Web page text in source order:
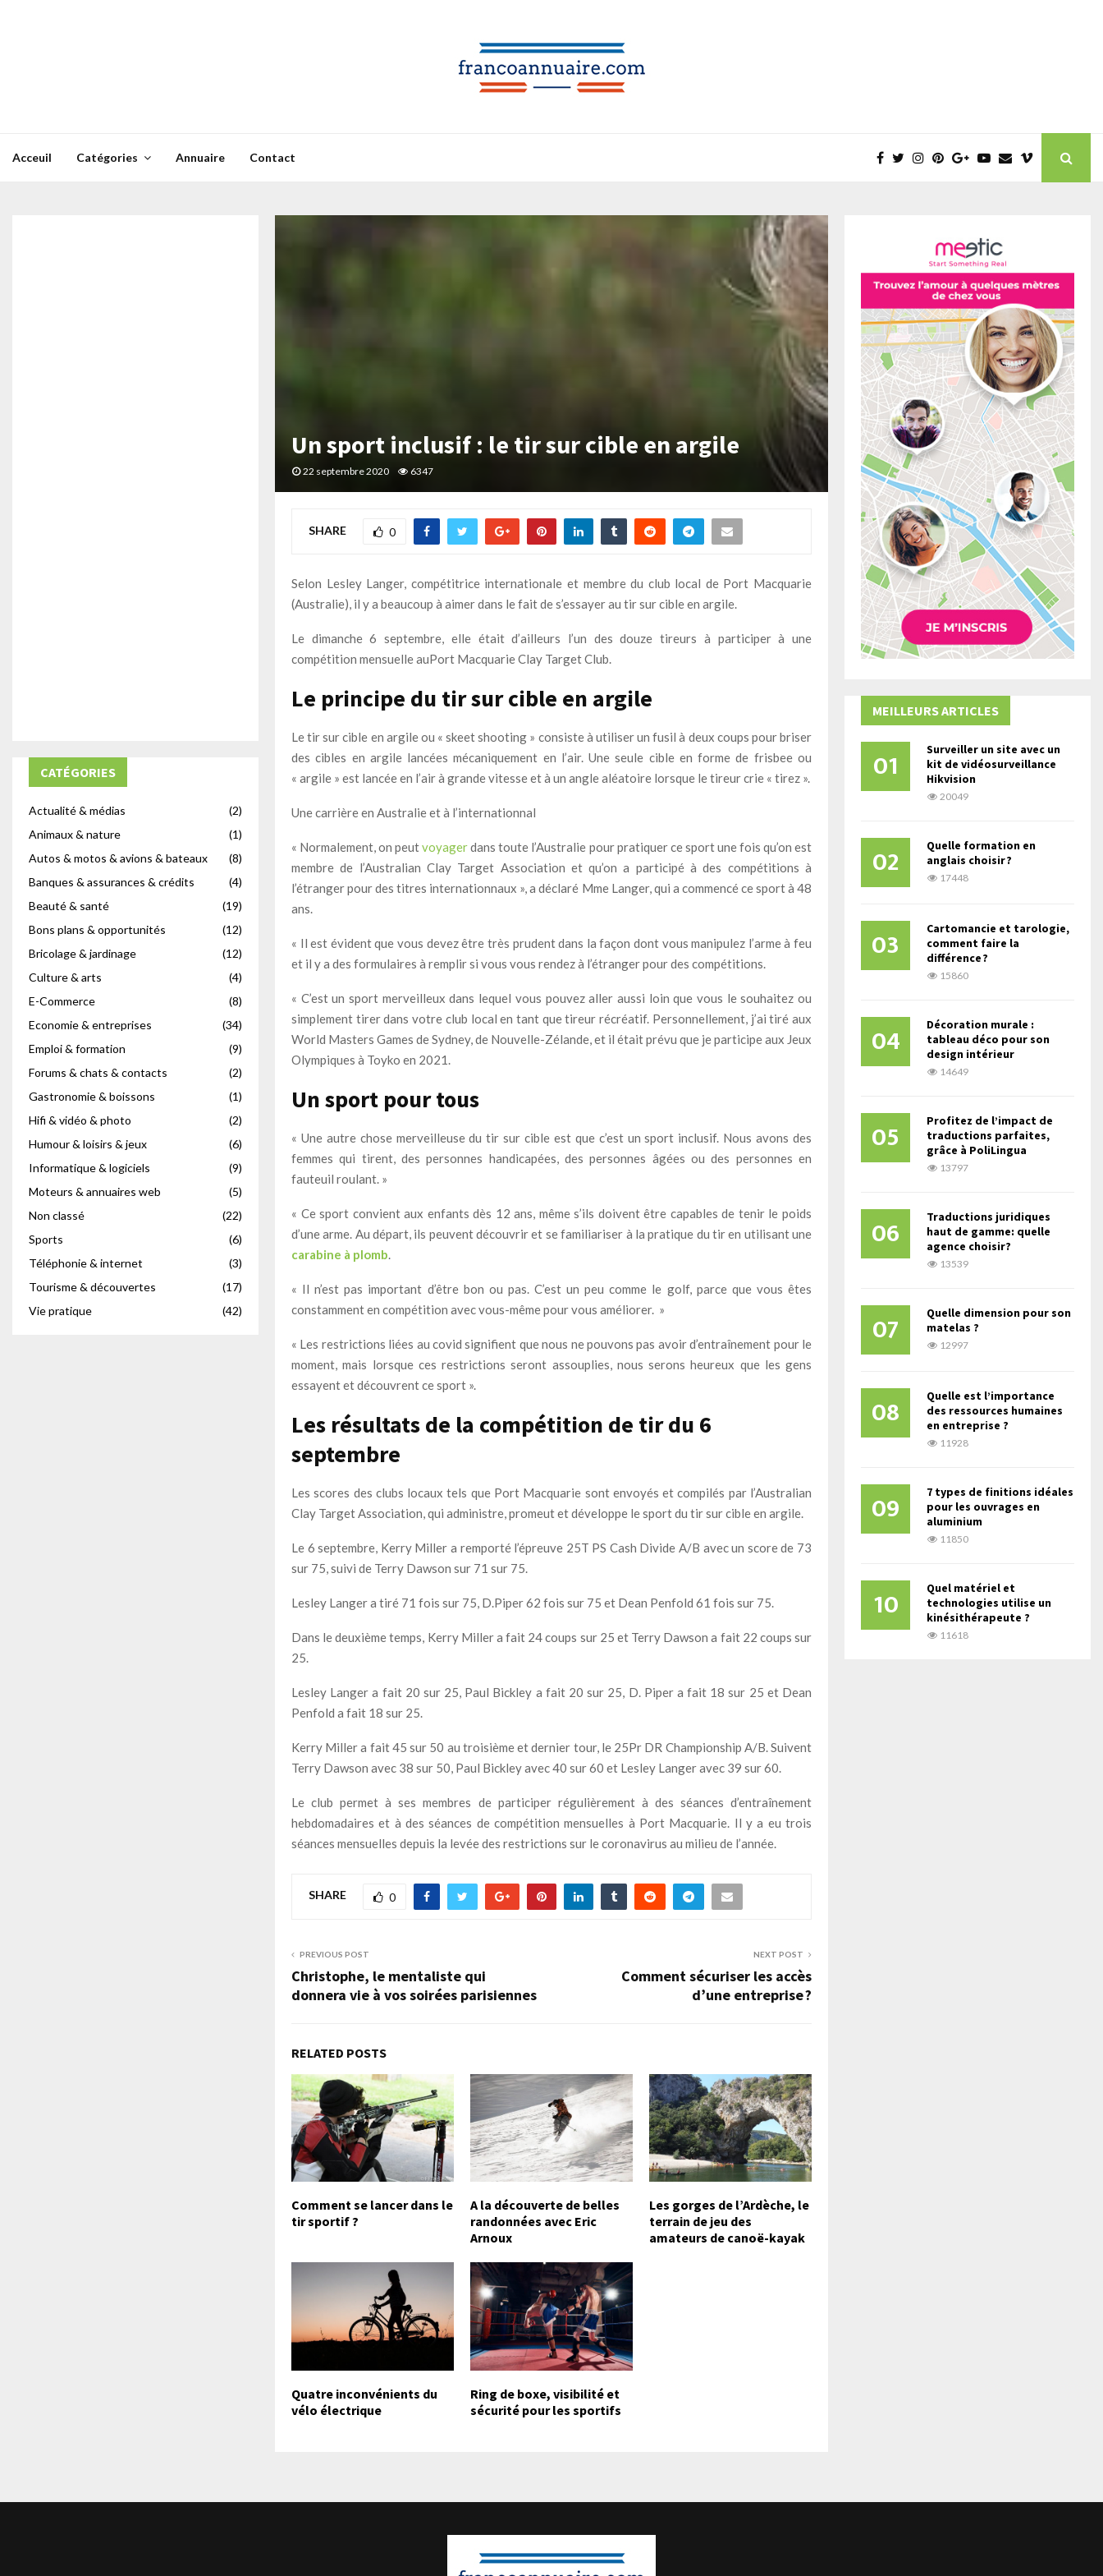
Acceuil Catégories Annuaire Contact
Un sport inclusif : le tir sur cible en argile
22 septembre 2020 6347
SHARE 0
Selon Lesley Langer, compétitrice internationale et membre du club local de Port Macquarie
(Australie), il y a beaucoup à aimer dans le fait de s’essayer au tir sur cible en argile.
Le dimanche 6 septembre, elle était d’ailleurs l’un des douze tireurs à participer à une
compétition mensuelle auPort Macquarie Clay Target Club.
Le principe du tir sur cible en argile
Le tir sur cible en argile ou « skeet shooting » consiste à utiliser un fusil à deux coups pour briser
des cibles en argile lancées mécaniquement en l’air. Une seule cible en forme de frisbee ou
« argile » est lancée en l’air à grande vitesse et à un angle aléatoire lorsque le tireur crie « tirez ».
Une carrière en Australie et à l’internationnal
« Normalement, on peutvoyagerdans toute l’Australie pour pratiquer ce sport une fois qu’on est
membre de l’Australian Clay Target Association et qu’on a participé à des compétitions à
l’étranger pour des titres internationnaux », a déclaré Mme Langer, qui a commencé ce sport à 48
ans.
« Il est évident que vous devez être très prudent dans la façon dont vous manipulez l’arme à feu
et il y a des formulaires à remplir si vous vous rendez à l’étranger pour des compétitions.
« C’est un sport merveilleux dans lequel vous pouvez aller aussi loin que vous le souhaitez ou
simplement tirer dans votre club local en tant que tireur récréatif. Personnellement, j’ai tiré aux
World Masters Games de Sydney, de Nouvelle-Zélande, et il était prévu que je participe aux Jeux
Olympiques à Toyko en 2021.
Un sport pour tous
« Une autre chose merveilleuse du tir sur cible est que c’est un sport inclusif. Nous avons des
femmes qui tirent, des personnes handicapées, des personnes âgées ou des personnes en
fauteuil roulant. »
« Ce sport convient aux enfants dès 12 ans, même s’ils doivent être capables de tenir le poids
d’une arme. Au départ, ils peuvent découvrir et se familiariser à la pratique du tir en utilisant une
carabine à plomb
« Il n’est pas important d’être bon ou pas. C’est un peu comme le golf, parce que vous êtes
constamment en compétition avec vous-même pour vous améliorer. »
« Les restrictions liées au covid signifient que nous ne pouvons pas avoir d’entraînement pour le
moment, mais lorsque ces restrictions seront assouplies, nous serons heureux que les gens
essayent et découvrent ce sport ».
Les résultats de la compétition de tir du 6
septembre
Les scores des clubs locaux tels que Port Macquarie sont envoyés et compilés par l’Australian
Clay Target Association, qui administre, promeut et développe le sport du tir sur cible en argile.
Le 6 septembre, Kerry Miller a remporté l’épreuve 25T PS Cash Divide A/B avec un score de 73
sur 75, suivi de Terry Dawson sur 71 sur 75.
Lesley Langer a tiré 71 fois sur 75, D.Piper 62 fois sur 75 et Dean Penfold 61 fois sur 75.
Dans le deuxième temps, Kerry Miller a fait 24 coups sur 25 et Terry Dawson a fait 22 coups sur
25.
Lesley Langer a fait 20 sur 25, Paul Bickley a fait 20 sur 25, D. Piper a fait 18 sur 25 et Dean
Penfold a fait 18 sur 25.
Kerry Miller a fait 45 sur 50 au troisième et dernier tour, le 25Pr DR Championship A/B. Suivent
Terry Dawson avec 38 sur 50, Paul Bickley avec 40 sur 60 et Lesley Langer avec 39 sur 60.
Le club permet à ses membres de participer régulièrement à des séances d’entraînement
hebdomadaires et à des séances de compétition mensuelles à Port Macquarie. Il y a eu trois
séances mensuelles depuis la levée des restrictions sur le coronavirus au milieu de l’année.
SHARE 0
PREVIOUS POST
Christophe, le mentaliste qui
donnera vie à vos soirées parisiennes
NEXT POST
Comment sécuriser les accès
d’une entreprise ?
RELATED POSTS
Comment se lancer dans le
tir sportif ?
A la découverte de belles
randonnées avec Eric
Arnoux
Les gorges de l’Ardèche, le
terrain de jeu des
amateurs de canoë-kayak
Quatre inconvénients du
vélo électrique
Ring de boxe, visibilité et
sécurité pour les sportifs
CATÉGORIES
Actualité & médias
(2)
Animaux & nature
(1)
Autos & motos & avions & bateaux
(8)
Banques & assurances & crédits
(4)
Beauté & santé
(19)
Bons plans & opportunités
(12)
Bricolage & jardinage
(12)
Culture & arts
(4)
E-Commerce
(8)
Economie & entreprises
(34)
Emploi & formation
(9)
Forums & chats & contacts
(2)
Gastronomie & boissons
(1)
Hifi & vidéo & photo
(2)
Humour & loisirs & jeux
(6)
Informatique & logiciels
(9)
Moteurs & annuaires web
(5)
Non classé
(22)
Sports
(6)
Téléphonie & internet
(3)
Tourisme & découvertes
(17)
Vie pratique
(42)
MEILLEURS ARTICLES
01
Surveiller un site avec un
kit de vidéosurveillance
Hikvision
20049
02
Quelle formation en
anglais choisir ?
17448
03
Cartomancie et tarologie,
comment faire la
différence ?
15860
04
Décoration murale :
tableau déco pour son
design intérieur
14649
05
Profitez de l’impact de
traductions parfaites,
grâce à PoliLingua
13797
06
Traductions juridiques
haut de gamme: quelle
agence choisir?
13539
07
Quelle dimension pour son
matelas ?
12997
08
Quelle est l’importance
des ressources humaines
en entreprise ?
11928
09
7 types de finitions idéales
pour les ouvrages en
aluminium
11850
10
Quel matériel et
technologies utilise un
kinésithérapeute ?
11618